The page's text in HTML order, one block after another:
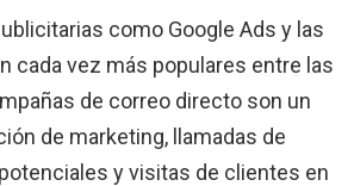
como Google Ads y las
cada vez más populares entre las
de correo directo son un
de marketing, llamadas de
y visitas de clientes en